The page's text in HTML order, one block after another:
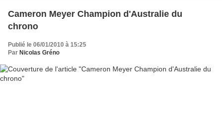
Cameron Meyer Champion d'Australie du
chrono
Publié le 06/01/2010 à 15:25
Par Nicolas Gréno